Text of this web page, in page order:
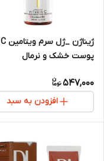
ژیناژن _ژل سرم ویتامین C
پوست خشک و نرمال
547,000
افزودن به سبد